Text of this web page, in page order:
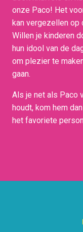
onze Paco! Het
kan vergezellen op
Willen je kinderen
hun idool van de
om plezier te
gaan.
Als je net als Paco
houdt, kom hem
het favoriete